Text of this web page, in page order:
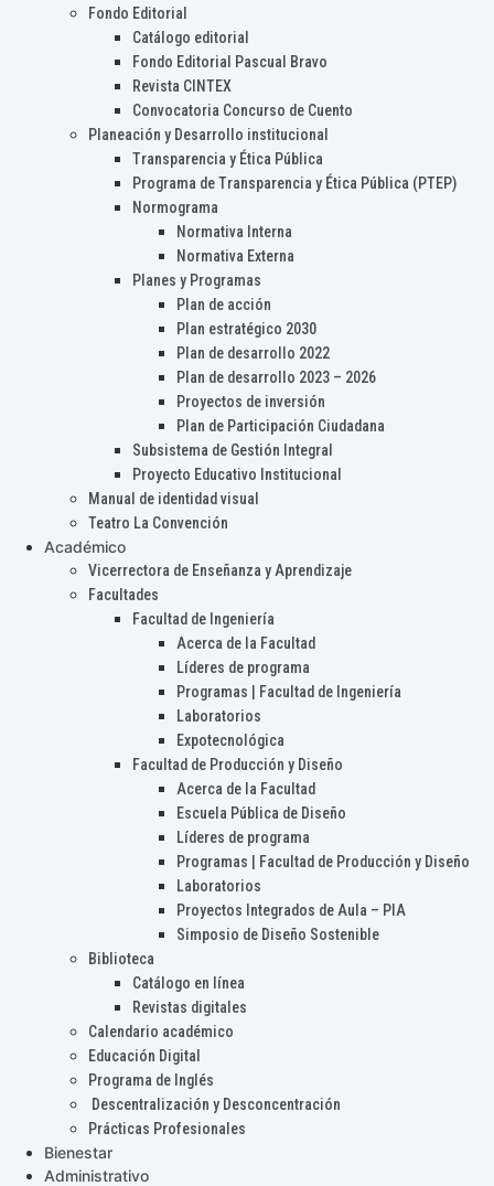
Fondo Editorial
Catálogo editorial
Fondo Editorial Pascual Bravo
Revista CINTEX
Convocatoria Concurso de Cuento
Planeación y Desarrollo institucional
Transparencia y Ética Pública
Programa de Transparencia y Ética Pública (PTEP)
Normograma
Normativa Interna
Normativa Externa
Planes y Programas
Plan de acción
Plan estratégico 2030
Plan de desarrollo 2022
Plan de desarrollo 2023 – 2026
Proyectos de inversión
Plan de Participación Ciudadana
Subsistema de Gestión Integral
Proyecto Educativo Institucional
Manual de identidad visual
Teatro La Convención
Académico
Vicerrectora de Enseñanza y Aprendizaje
Facultades
Facultad de Ingeniería
Acerca de la Facultad
Líderes de programa
Programas | Facultad de Ingeniería
Laboratorios
Expotecnológica
Facultad de Producción y Diseño
Acerca de la Facultad
Escuela Pública de Diseño
Líderes de programa
Programas | Facultad de Producción y Diseño
Laboratorios
Proyectos Integrados de Aula – PIA
Simposio de Diseño Sostenible
Biblioteca
Catálogo en línea
Revistas digitales
Calendario académico
Educación Digital
Programa de Inglés
Descentralización y Desconcentración
Prácticas Profesionales
Bienestar
Administrativo